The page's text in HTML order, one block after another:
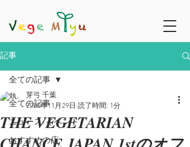
記事
全ての記事
ニュース/イベント
おすすめの店
全ての記事
THE VEGETARIAN
芽弓 千葉
2020年11月29日 読了時間: 1分